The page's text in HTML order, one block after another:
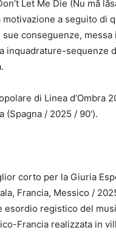
Let Me Die (Nu mă
motivazione a seguito di
conseguenze, messa
inquadrature-sequenze
di Linea d’Ombra
/ 2025 / 90′).
corto per la Giuria
Francia, Messico / 2025
registico del
Francia realizzata in